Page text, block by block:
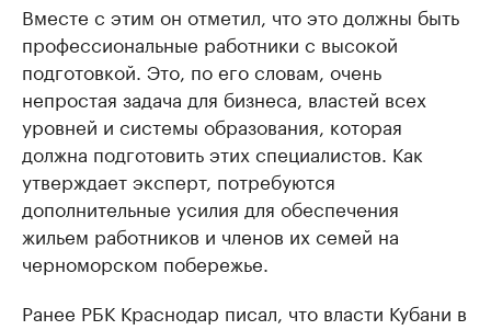
Вместе с этим он отметил, что это должны быть
профессиональные работники с высокой
подготовкой. Это, по его словам, очень
непростая задача для бизнеса, властей всех
уровней и системы образования, которая
должна подготовить этих специалистов. Как
утверждает эксперт, потребуются
дополнительные усилия для обеспечения
жильем работников и членов их семей на
черноморском побережье.
Ранее РБК Краснодар писал, что власти Кубани в